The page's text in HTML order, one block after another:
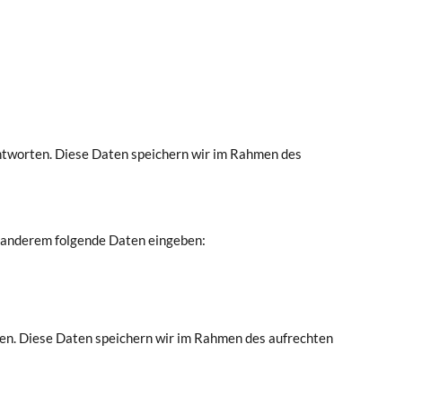
Diese Daten speichern wir im Rahmen des
folgende Daten eingeben:
Diese Daten speichern wir im Rahmen des aufrechten